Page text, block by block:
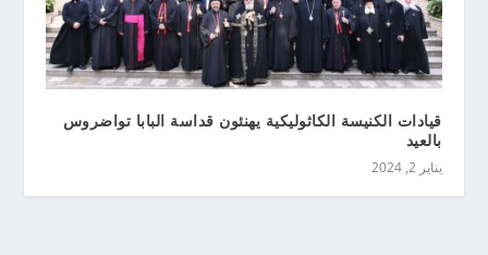
قيادات الكنيسة الكاثوليكية يهنئون قداسة البابا تواضروس
بالعيد
يناير 2, 2024